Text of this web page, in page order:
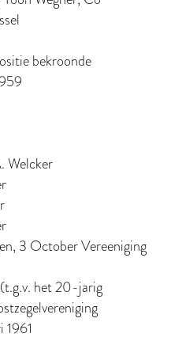
bekroonde
Welcker
3 October Vereeniging
het 20-jarig